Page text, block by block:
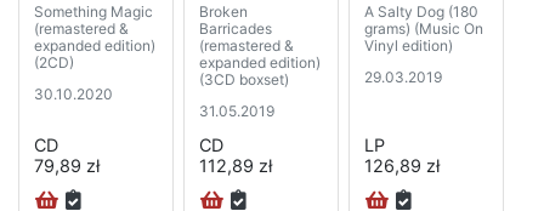
Something Magic
(remastered &
expanded edition)
(2CD)
30.10.2020
CD
79,89 zł
Broken
Barricades
(remastered &
expanded edition)
(3CD boxset)
31.05.2019
CD
112,89 zł
A Salty Dog (180
grams) (Music On
Vinyl edition)
29.03.2019
LP
126,89 zł